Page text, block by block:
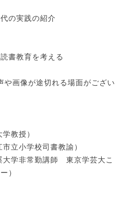
の実践の紹介
書教育を考える
画像が途切れる場面がござい
教授）
立小学校司書教諭）
学非常勤講師 東京学芸大こ
ー）